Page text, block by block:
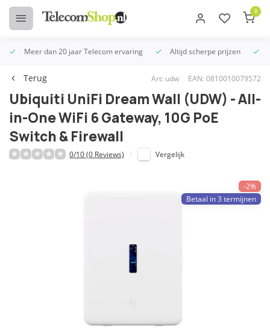
0
Meer dan 20 jaar Telecom ervaring Altijd scherpe prijzen
Terug Art: udw EAN: 0810010079572
Ubiquiti UniFi Dream Wall (UDW) - All-
in-One WiFi 6 Gateway, 10G PoE
Switch & Firewall
0/10 (0 Reviews) Vergelijk
-2%
Betaal in 3 termijnen